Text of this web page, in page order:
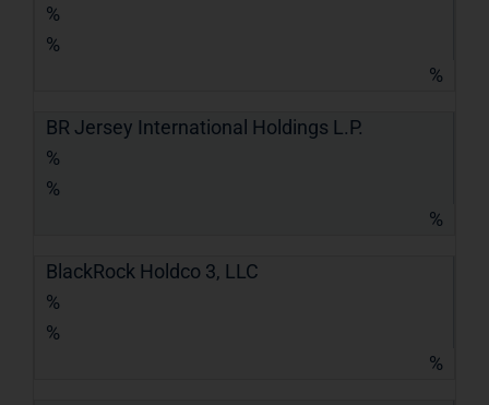
%
%
%
BR Jersey International Holdings L.P.
%
%
%
BlackRock Holdco 3, LLC
%
%
%